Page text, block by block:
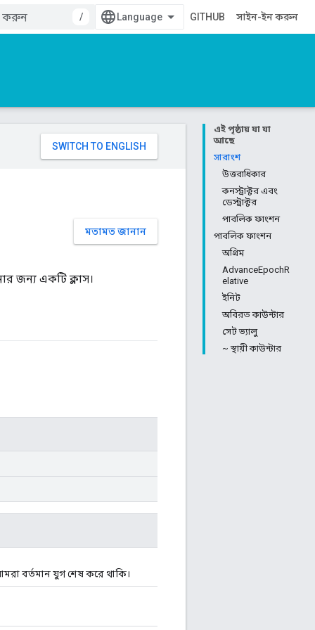
/ GITHUB সাইন-ইন করুন
এই পৃষ্ঠায় যা যা
আছে
সারাংশ
উত্তরাধিকার
কনস্ট্রাক্টর এবং
ডেস্ট্রাক্টর
পাবলিক ফাংশন
পাবলিক ফাংশন
অগ্রিম
AdvanceEpochR
elative
ইনিট
অবিরত কাউন্টার
সেট ভ্যালু
~ স্থায়ী কাউন্টার
মতামত জানান
জন্য একটি ক্লাস।
বর্তমান যুগ শেষ করে থাকি।